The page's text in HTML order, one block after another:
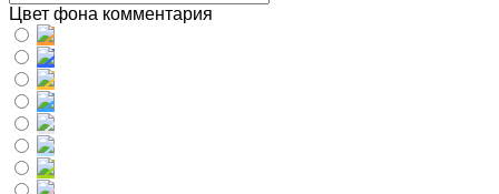
Цвет фона комментария